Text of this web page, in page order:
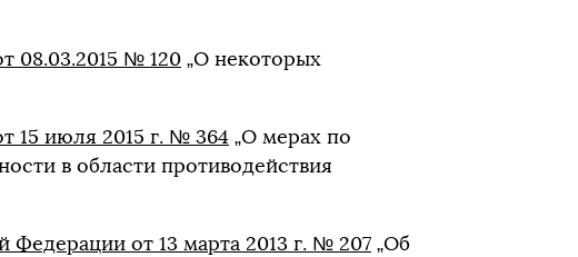
08.03.2015 № 120 „О некоторых
15 июля 2015 г. № 364 „О мерах по
в области противодействия
Федерации от 13 марта 2013 г. № 207 „Об